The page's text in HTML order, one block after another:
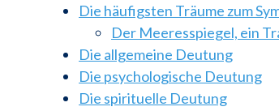
Die häufigsten Träume zum
Der Meeresspiegel, ein
Die allgemeine Deutung
Die psychologische Deutung
Die spirituelle Deutung